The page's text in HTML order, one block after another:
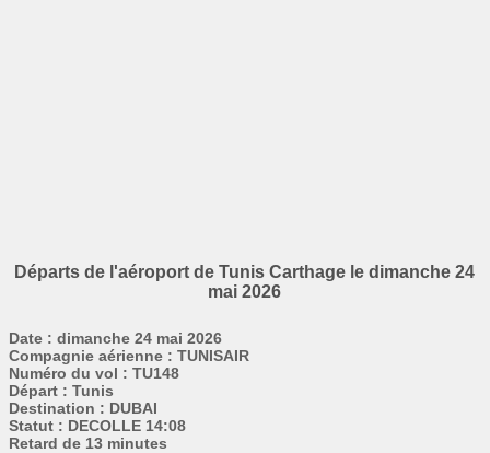
Départs de l'aéroport de Tunis Carthage le dimanche 24
mai 2026
Date : dimanche 24 mai 2026
Compagnie aérienne : TUNISAIR
Numéro du vol : TU148
Départ : Tunis
Destination : DUBAI
Statut : DECOLLE 14:08
Retard de 13 minutes